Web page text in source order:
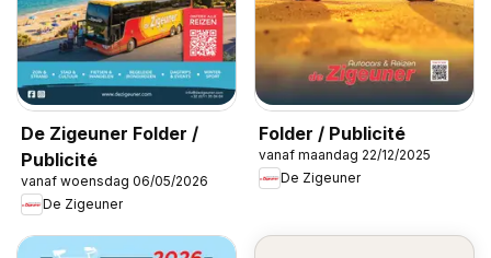
De Zigeuner Folder /
Publicité
vanaf woensdag 06/05/2026
De Zigeuner
Folder / Publicité
vanaf maandag 22/12/2025
De Zigeuner